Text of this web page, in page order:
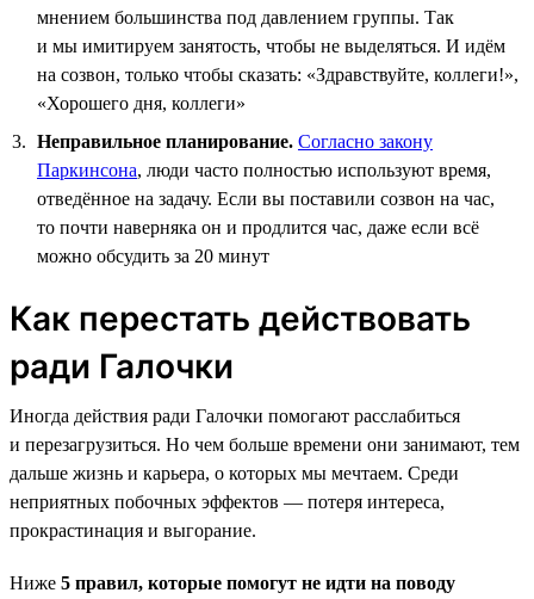
мнением большинства под давлением группы. Так
и мы имитируем занятость, чтобы не выделяться. И идём
на созвон, только чтобы сказать: «Здравствуйте, коллеги!»,
«Хорошего дня, коллеги»
Неправильное планирование. Согласно закону
Паркинсона, люди часто полностью используют время,
отведённое на задачу. Если вы поставили созвон на час,
то почти наверняка он и продлится час, даже если всё
можно обсудить за 20 минут
Как перестать действовать
ради Галочки
Иногда действия ради Галочки помогают расслабиться
и перезагрузиться. Но чем больше времени они занимают, тем
дальше жизнь и карьера, о которых мы мечтаем. Среди
неприятных побочных эффектов — потеря интереса,
прокрастинация и выгорание.
Ниже 5 правил, которые помогут не идти на поводу